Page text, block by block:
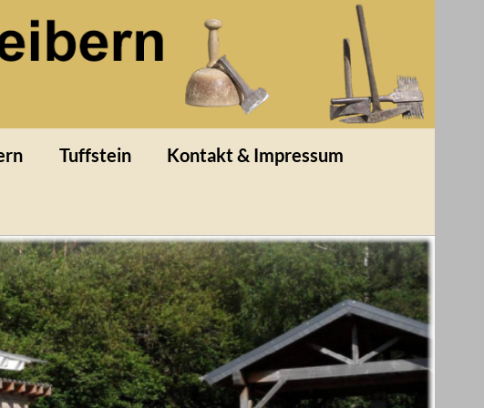
Tuffstein Kontakt & Impressum